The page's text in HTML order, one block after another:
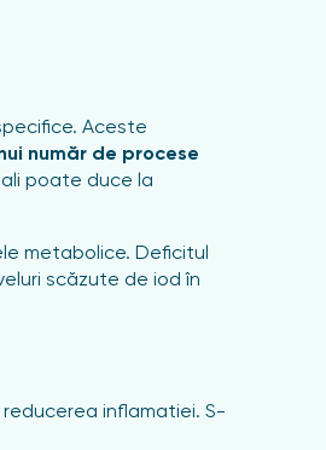
Aceste
număr de procese
poate duce la
metabolice. Deficitul
scăzute de iod în
inflamației. S-
sănătății.